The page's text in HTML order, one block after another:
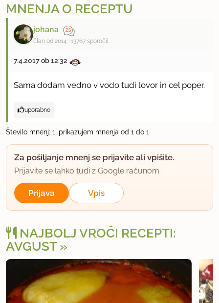
MNENJA O RECEPTU
johana
član od 2014 13767 sporočil
7.4.2017 ob 12:32
Sama dodam vedno v vodo tudi lovor in cel poper.
uporabno
Število mnenj: 1, prikazujem mnenja od 1 do 1
Za pošiljanje mnenj se prijavite ali vpišite.
Prijavite se lahko tudi z Google računom.
Prijava Vpis
NAJBOLJ VROČI RECEPTI:
AVGUST